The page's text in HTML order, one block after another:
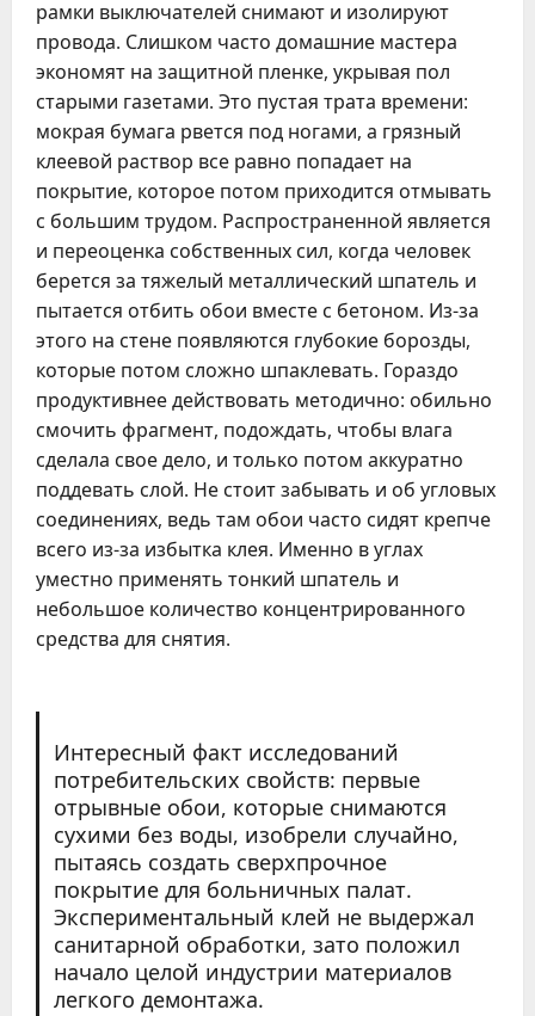
рамки выключателей снимают и изолируют
провода. Слишком часто домашние мастера
экономят на защитной пленке, укрывая пол
старыми газетами. Это пустая трата времени:
мокрая бумага рвется под ногами, а грязный
клеевой раствор все равно попадает на
покрытие, которое потом приходится отмывать
с большим трудом. Распространенной является
и переоценка собственных сил, когда человек
берется за тяжелый металлический шпатель и
пытается отбить обои вместе с бетоном. Из-за
этого на стене появляются глубокие борозды,
которые потом сложно шпаклевать. Гораздо
продуктивнее действовать методично: обильно
смочить фрагмент, подождать, чтобы влага
сделала свое дело, и только потом аккуратно
поддевать слой. Не стоит забывать и об угловых
соединениях, ведь там обои часто сидят крепче
всего из-за избытка клея. Именно в углах
уместно применять тонкий шпатель и
небольшое количество концентрированного
средства для снятия.
Интересный факт исследований
потребительских свойств: первые
отрывные обои, которые снимаются
сухими без воды, изобрели случайно,
пытаясь создать сверхпрочное
покрытие для больничных палат.
Экспериментальный клей не выдержал
санитарной обработки, зато положил
начало целой индустрии материалов
легкого демонтажа.